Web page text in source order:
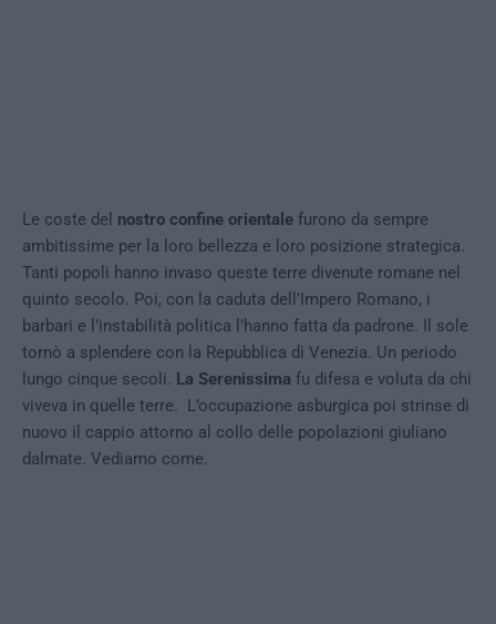
Le coste del nostro confine orientale furono da sempre
ambitissime per la loro bellezza e loro posizione strategica.
Tanti popoli hanno invaso queste terre divenute romane nel
quinto secolo. Poi, con la caduta dell’Impero Romano, i
barbari e l’instabilità politica l’hanno fatta da padrone. Il sole
tornò a splendere con la Repubblica di Venezia. Un periodo
lungo cinque secoli. La Serenissima fu difesa e voluta da chi
viveva in quelle terre. L’occupazione asburgica poi strinse di
nuovo il cappio attorno al collo delle popolazioni giuliano
dalmate. Vediamo come.